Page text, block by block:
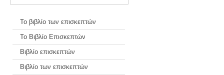
Το βιβλίο των επισκεπτών
Το Βιβλίο Επισκεπτών
Βιβλίο επισκεπτών
Βιβλίο των επισκεπτών